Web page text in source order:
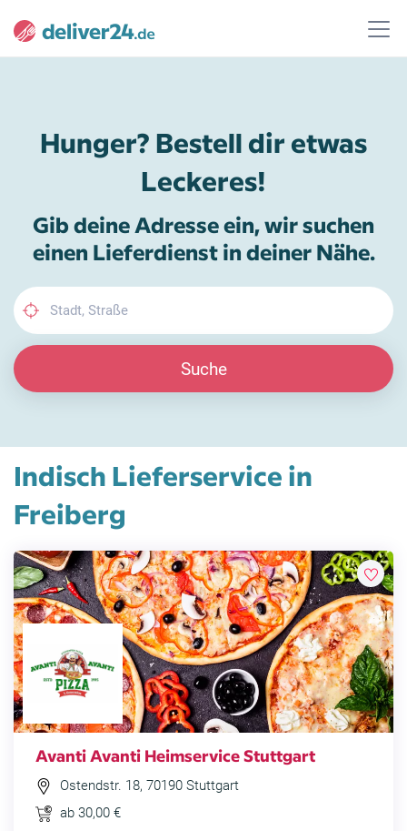
Hunger? Bestell dir etwas
Leckeres!
Gib deine Adresse ein, wir suchen
einen Lieferdienst in deiner Nähe.
Suche
Indisch Lieferservice in
Freiberg
Avanti Avanti Heimservice Stuttgart
Ostendstr. 18, 70190 Stuttgart
ab 30,00 €